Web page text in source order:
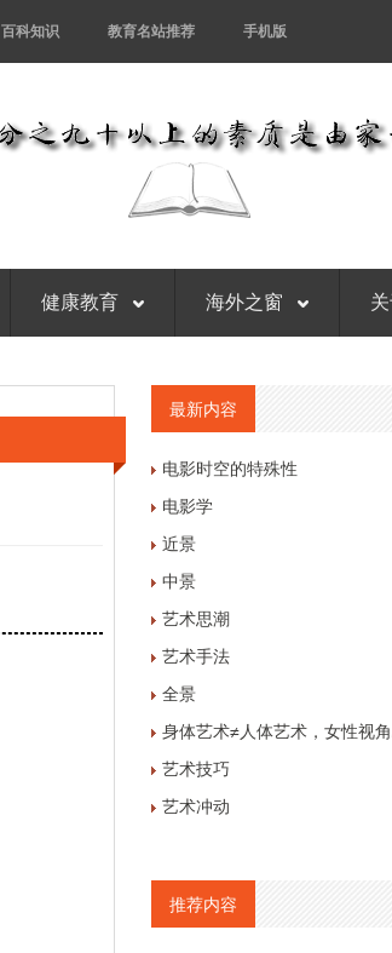
百科知识 教育名站推荐 手机版
健康教育 海外之窗
最新内容
电影时空的特殊性
电影学
近景
中景
艺术思潮
艺术手法
全景
身体艺术≠人体艺术，女性视
艺术技巧
艺术冲动
推荐内容